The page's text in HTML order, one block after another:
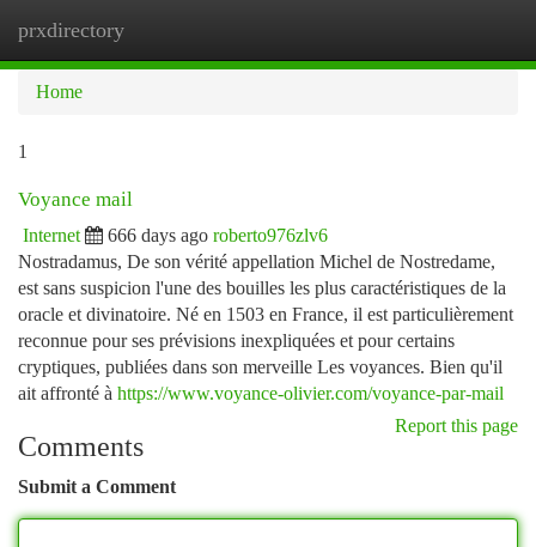
prxdirectory
Home
1
Voyance mail
Internet 666 days ago roberto976zlv6
Nostradamus, De son vérité appellation Michel de Nostredame,
est sans suspicion l'une des bouilles les plus caractéristiques de la
oracle et divinatoire. Né en 1503 en France, il est particulièrement
reconnue pour ses prévisions inexpliquées et pour certains
cryptiques, publiées dans son merveille Les voyances. Bien qu'il
ait affronté à https://www.voyance-olivier.com/voyance-par-mail
Report this page
Comments
Submit a Comment